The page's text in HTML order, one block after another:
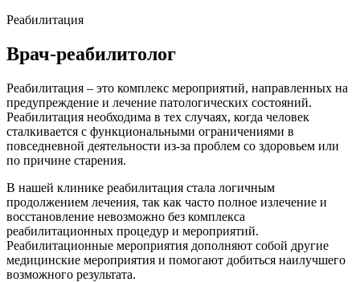
Реабилитация
Врач-реабилитолог
Реабилитация – это комплекс мероприятий, направленных на
предупреждение и лечение патологических состояний.
Реабилитация необходима в тех случаях, когда человек
сталкивается с функциональными ограничениями в
повседневной деятельности из-за проблем со здоровьем или
по причине старения.
В нашей клинике реабилитация стала логичным
продолжением лечения, так как часто полное излечение и
восстановление невозможно без комплекса
реабилитационных процедур и мероприятий.
Реабилитационные мероприятия дополняют собой другие
медицинские мероприятия и помогают добиться наилучшего
возможного результата.